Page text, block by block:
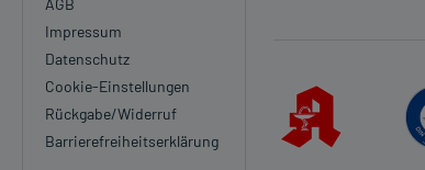
AGB
Impressum
Datenschutz
Cookie-Einstellungen
Rückgabe/Widerruf
Barrierefreiheitserklärung